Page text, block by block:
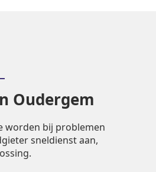
Oudergem
worden bij problemen
sneldienst aan,